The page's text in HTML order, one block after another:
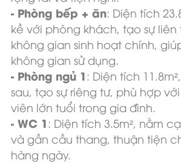
- Phòng bếp + ăn: Diện tích
kề với phòng khách, tạo sự
không gian sinh hoạt chính,
không gian sử dụng.
- Phòng ngủ 1 : Diện tích
sau, tạo sự riêng tư, phù hợp
viên lớn tuổi trong gia đình.
- WC 1 : Diện tích 3.5m², nằm
và gần cầu thang, thuận tiện
hàng ngày.